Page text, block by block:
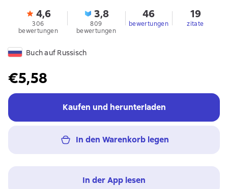
4,6
306
bewertungen
3,8
809
bewertungen
46
bewertungen
19
zitate
Buch auf Russisch
€5,58
Kaufen und herunterladen
In den Warenkorb legen
In der App lesen